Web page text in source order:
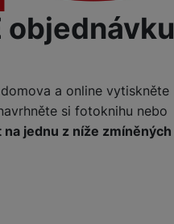
objednávku
a online vytiskněte
si fotoknihu nebo
jednu z níže zmíněných